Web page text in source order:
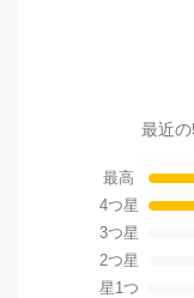
最近
最高
4つ星
3つ星
2つ星
星1つ